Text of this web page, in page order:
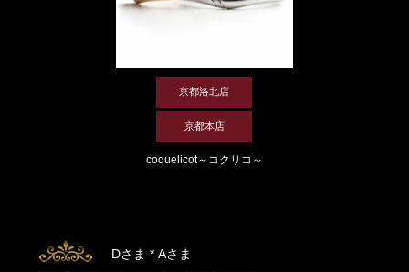
京都洛北店
京都本店
coquelicot～コクリコ～
Dさま * Aさま